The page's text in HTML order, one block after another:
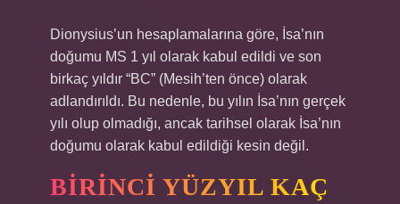
Dionysius’un hesaplamalarına göre, İsa’nın
doğumu MS 1 yıl olarak kabul edildi ve son
birkaç yıldır “BC” (Mesih’ten önce) olarak
adlandırıldı. Bu nedenle, bu yılın İsa’nın gerçek
yılı olup olmadığı, ancak tarihsel olarak İsa’nın
doğumu olarak kabul edildiği kesin değil.
BIRINCI YÜZYIL KAÇ